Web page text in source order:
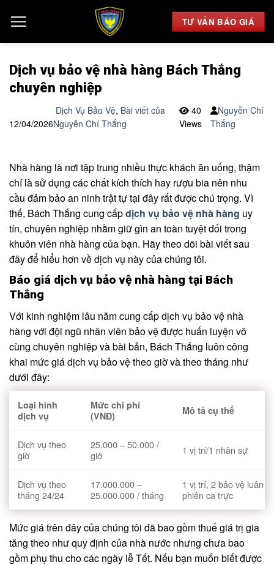
đến
TƯ VẤN BÁO GIÁ
Dịch vụ bảo vệ nhà hàng Bách Thắng
chuyên nghiệp
12/04/2026
Dịch Vụ Bảo Vệ, Bài viết của
Nguyễn Chí Thắng
40
Views
Nguyễn Chí
Thắng
Nhà hàng là nơi tập trung nhiều thực khách ăn uống, thậm
chí là sử dụng các chất kích thích hay rượu bia nên nhu
cầu đảm bảo an ninh trật tự tại đây rất được chú trọng. Vì
thế, Bách Thắng cung cấpdịch vụ bảo vệ nhà hàng uy
tín, chuyên nghiệp nhằm giữ gìn an toàn tuyệt đối trong
khuôn viên nhà hàng của bạn. Hãy theo dõi bài viết sau
đây để hiểu hơn về dịch vụ này của chúng tôi.
Báo giá dịch vụ bảo vệ nhà hàng tại Bách
Thắng
Với kinh nghiệm lâu năm cung cấp dịch vụ bảo vệ nhà
hàng với đội ngũ nhân viên bảo vệ được huấn luyện vô
cùng chuyên nghiệp và bài bản, Bách Thắng luôn công
khai mức giá dịch vụ bảo vệ theo giờ và theo tháng như
dưới đây:
Loại hình
dịch vụ
Mức chi phí
(VNĐ)
Mô tả cụ thể
Dịch vụ theo
giờ
25.000 – 50.000 /
giờ
1 vị trí/1 nhân sự
Dịch vụ theo
tháng 24/24
17.000.000 –
25.000.000 / tháng
1 vị trí, 2 bảo vệ luân
phiên ca trực
Mức giá trên đây của chúng tôi đã bao gồm thuế giá trị gia
tăng theo như quy định của nhà nước nhưng chưa bao
gồm phụ thu cho các ngày lễ Tết. Nếu bạn muốn biết được